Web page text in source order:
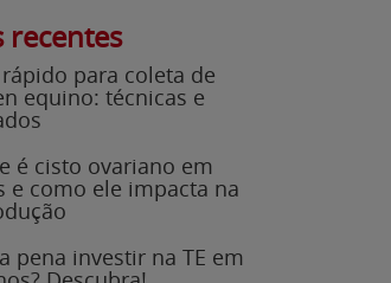
recentes
para coleta de
equino: técnicas e
é cisto ovariano em
e como ele impacta na
pena investir na TE em
Descubra!